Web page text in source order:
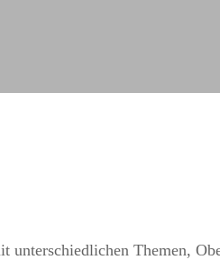
unterschiedlichen Themen,